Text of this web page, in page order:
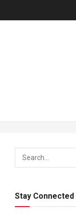
Stay Connected